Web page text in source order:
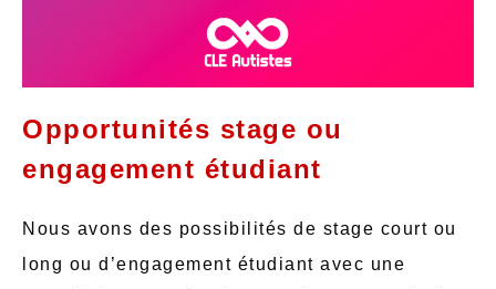
Opportunités stage ou
engagement étudiant
Nous avons des possibilités de stage court ou
long ou d’engagement étudiant avec une